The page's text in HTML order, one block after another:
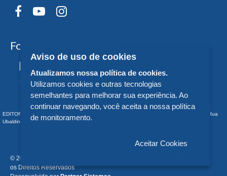
Formas de Pagamento
EDITORA DA UNIVERSIDADE FEDERAL DO PARANÁ - CNPJ n° 75.095.679/0011-10 - Rua
Ubaldino do Amaral, 321 - Alto da Glória - - PR
© 2026 EDITORA DA UNIVERSIDADE FEDERAL DO PARANÁ - Todos
os Direitos Reservados
Aviso de uso de cookies
Atualizamos nossa política de cookies.
Utilizamos cookies e outras tecnologias
semelhantes para melhorar sua experiência. Ao
continuar navegando, você aceita a nossa política
de monitoramento.
Aceitar Cookies